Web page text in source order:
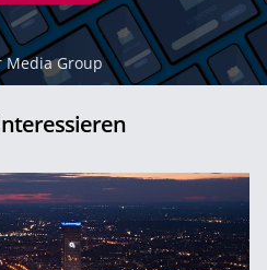
Media Group